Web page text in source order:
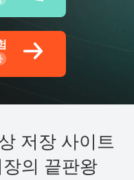
저장 사이트
의 끝판왕